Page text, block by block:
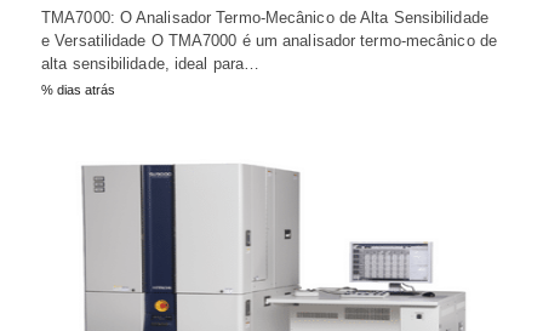
TMA7000: O Analisador Termo-Mecânico de Alta Sensibilidade
e Versatilidade O TMA7000 é um analisador termo-mecânico de
alta sensibilidade, ideal para…
% dias atrás